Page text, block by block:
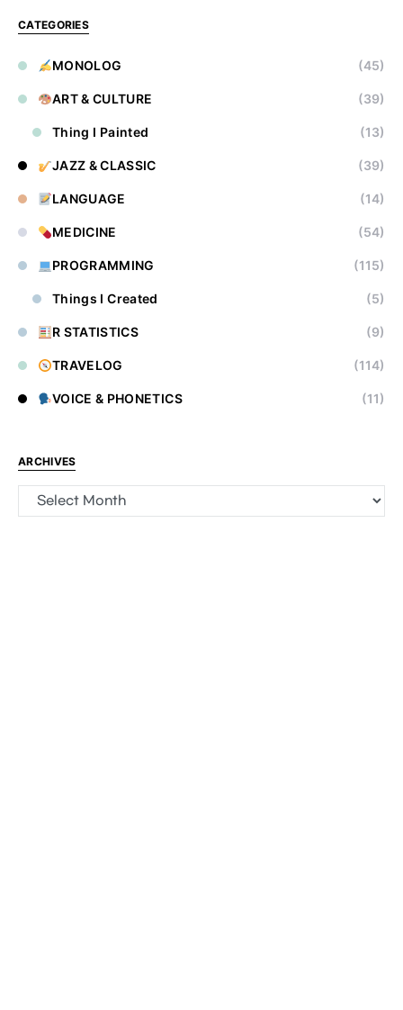
CATEGORIES
MONOLOG (45)
ART & CULTURE (39)
Thing I Painted (13)
JAZZ & CLASSIC (39)
LANGUAGE (14)
MEDICINE (54)
PROGRAMMING (115)
Things I Created (5)
R STATISTICS (9)
TRAVELOG (114)
VOICE & PHONETICS (11)
ARCHIVES
Archives